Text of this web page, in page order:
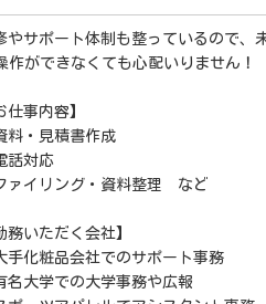
やサポート体制も整っているので、
作ができなくても心配いりません！
仕事内容】
料・見積書作成
話対応
ァイリング・資料整理 など
務いただく会社】
化粧品会社でのサポート事務
大学での大学事務や広報